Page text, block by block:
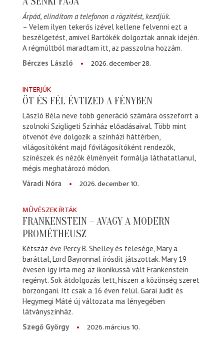
Árpád, elindítom a telefonon a rögzítést, kezdjük.
– Velem ilyen tekerős izével kellene felvenni ezt a
beszélgetést, amivel Bartókék dolgoztak annak idején.
A régmúltból maradtam itt, az passzolna hozzám.
Bérczes László
2026. december 28.
INTERJÚK
ÖT ÉS FÉL ÉVTIZED A FÉNYBEN
László Béla neve több generáció számára összeforrt a
szolnoki Szigligeti Színház előadásaival. Több mint
ötvenöt éve dolgozik a színházi háttérben,
világosítóként majd fővilágosítóként rendezők,
színészek és nézők élményeit formálja láthatatlanul,
mégis meghatározó módon.
Váradi Nóra
2026. december 10.
MŰVÉSZEK ÍRTÁK
FRANKENSTEIN – AVAGY A MODERN
PROMÉTHEUSZ
Kétszáz éve Percy B. Shelley és felesége, Mary a
baráttal, Lord Bayronnal írósdit játszottak. Mary 19
évesen így írta meg az ikonikussá vált Frankenstein
regényt. Sok átdolgozás lett, hiszen a közönség szeret
borzongani. Itt csak a 16 éven felül. Garai Judit és
Hegymegi Máté új változata ma lényegében
látványszínház.
Szegő György
2026. március 10.